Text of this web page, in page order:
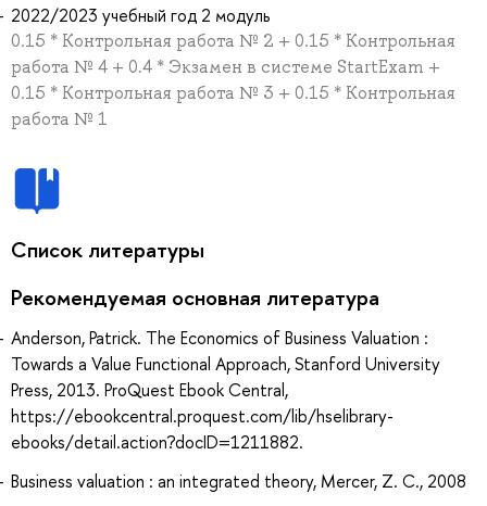
2022/2023 учебный год 2 модуль
0.15 * Контрольная работа № 2 + 0.15 * Контрольная
работа № 4 + 0.4 * Экзамен в системе StartExam +
0.15 * Контрольная работа № 3 + 0.15 * Контрольная
работа № 1
Список литературы
Рекомендуемая основная литература
Anderson, Patrick. The Economics of Business Valuation :
Towards a Value Functional Approach, Stanford University
Press, 2013. ProQuest Ebook Central,
https://ebookcentral.proquest.com/lib/hselibrary-
ebooks/detail.action?docID=1211882.
Business valuation : an integrated theory, Mercer, Z. C., 2008